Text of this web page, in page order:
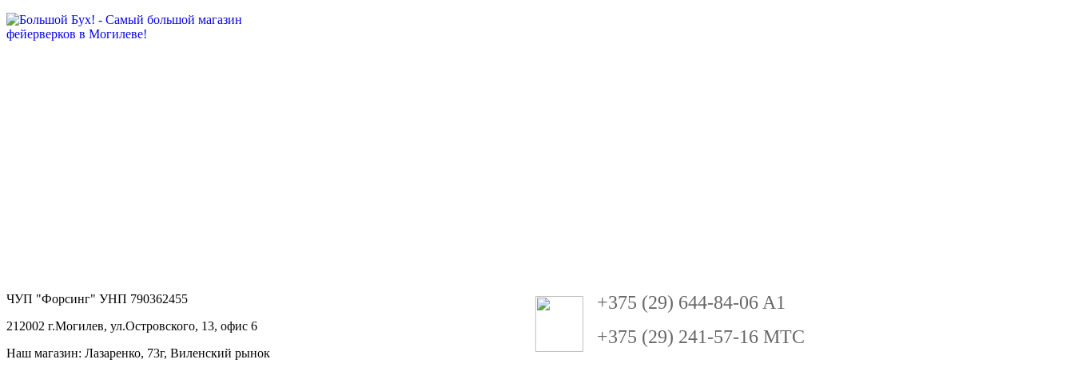
ЧУП "Форсинг" УНП 790362455
212002 г.Могилев, ул.Островского, 13, офис 6
Наш магазин: Лазаренко, 73г, Виленский рынок
+375 (29) 644-84-06 A1
+375 (29) 241-57-16 MTC